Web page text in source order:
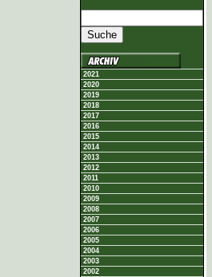
2021
2020
2019
2018
2017
2016
2015
2014
2013
2012
2011
2010
2009
2008
2007
2006
2005
2004
2003
2002